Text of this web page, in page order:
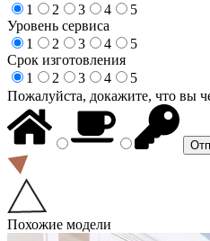
1
2 3 4
5
Уровень сервиса
1
2 3 4
5
Срок изготовления
1
2 3 4
5
Пожалуйста, докажите, что вы
Похожие модели